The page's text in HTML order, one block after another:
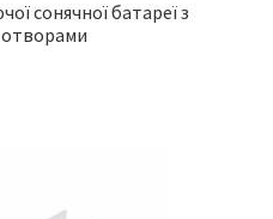
сонячної батареї з